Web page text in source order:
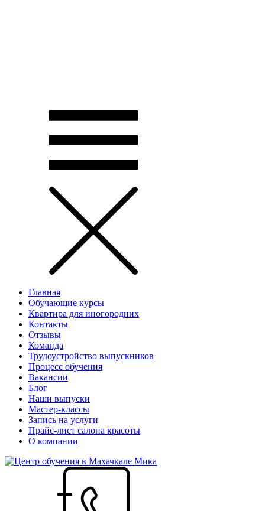
Главная
Обучающие курсы
Квартира для иногородних
Контакты
Отзывы
Команда
Трудоустройство выпускников
Процесс обучения
Вакансии
Блог
Наши выпуски
Мастер-классы
Запись на услуги
Прайс-лист салона красоты
О компании